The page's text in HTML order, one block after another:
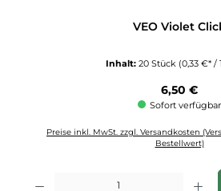
VEO Violet
Inhalt: 20 Stück (0,33 €* /
Regulärer
6,50 €
Sofort verfügbar
Preise inkl. MwSt. zzgl. Versandkosten
Bestellwert)